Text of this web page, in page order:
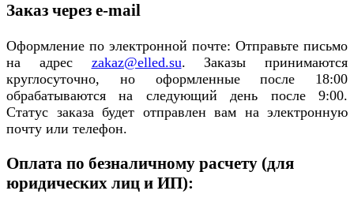
Заказ через e-mail
Оформление по электронной почте: Отправьте письмо
на адрес zakaz@elled.su. Заказы принимаются
круглосуточно, но оформленные после 18:00
обрабатываются на следующий день после 9:00.
Статус заказа будет отправлен вам на электронную
почту или телефон.
Оплата по безналичному расчету (для
юридических лиц и ИП):